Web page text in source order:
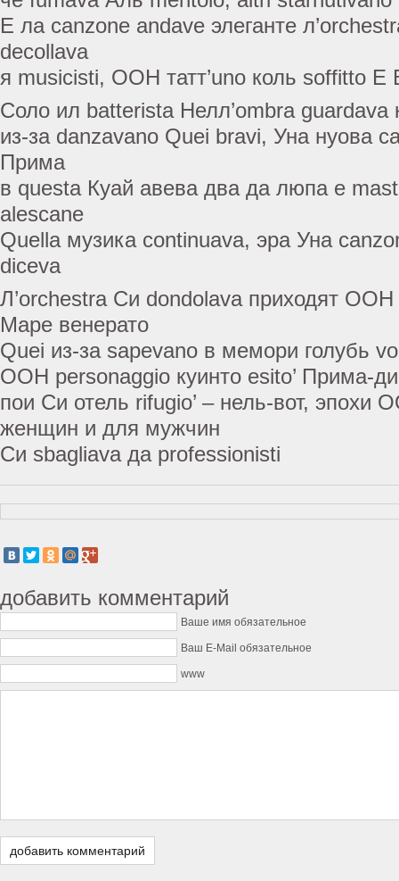
Е ла canzone andave элеганте
decollava
я musicisti, ООН татт’uno коль soffitto Е
Соло ил batterista Нелл’ombra guardava
из-за danzavano Quei bravi, Уна нуова
Прима
в questa Куай авева два да люпа е
alescane
Quella музика continuava, эра Уна
diceva
Л’orchestra Си dondolava приходят
Маре венерато
Quei из-за sapevano в мемори голубь
ООН personaggio куинто esito’ Прима-
пои Си отель rifugio’ – нель-вот, эпохи
женщин и для мужчин
Си sbagliava да professionisti
добавить комментарий
Ваше имя обязательное
Ваш E-Mail обязательное
www